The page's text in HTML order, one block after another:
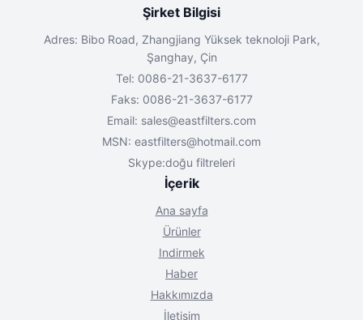
Şirket Bilgisi
Adres: Bibo Road, Zhangjiang Yüksek teknoloji Park,
Şanghay, Çin
Tel: 0086-21-3637-6177
Faks: 0086-21-3637-6177
Email: sales@eastfilters.com
MSN: eastfilters@hotmail.com
Skype:doğu filtreleri
İçerik
Ana sayfa
Ürünler
Indirmek
Haber
Hakkımızda
İletişim